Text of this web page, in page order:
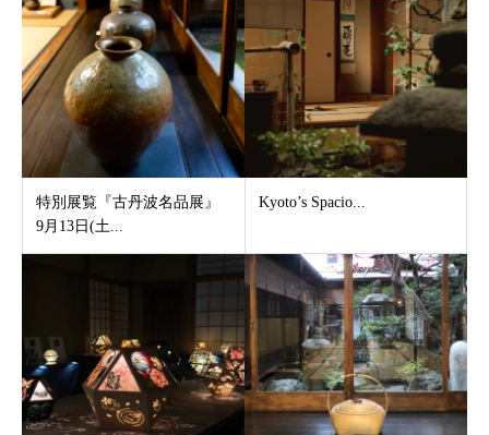
特別展覧『古丹波名品展』
9月13日(土...
Kyoto’s Spacio...